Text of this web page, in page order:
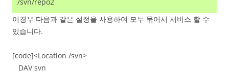
이경우 다음과 같은 설정을 사용하여 모두 묶어서 서비스 할 수
있습니다.
[code]<Location /svn>
DAV svn